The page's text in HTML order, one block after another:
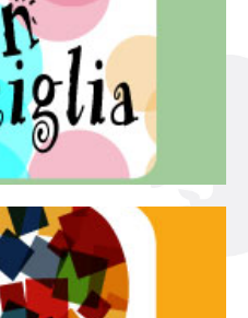
famiglia
di teatro concepita
del teatro all’intera